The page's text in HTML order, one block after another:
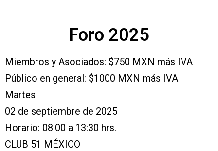
Foro 2025
Miembros y Asociados: $750 MXN más IVA
Público en general: $1000 MXN más IVA
Martes
02 de septiembre de 2025
Horario: 08:00 a 13:30 hrs.
CLUB 51 MÉXICO